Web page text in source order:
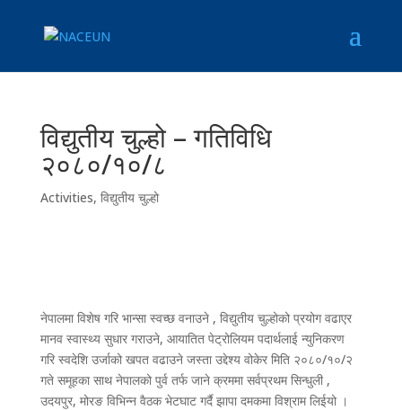
विद्युतीय चुल्हो – गतिविधि
२०८०/१०/८
Activities, विद्युतीय चुल्हो
नेपालमा विशेष गरि भान्सा स्वच्छ वनाउने , विद्युतीय चुल्होको प्रयोग वढाएर
मानव स्वास्थ्य सुधार गराउने, आयातित पेट्रोलियम पदार्थलाई न्युनिकरण
गरि स्वदेशि उर्जाको खपत वढाउने जस्ता उद्देश्य वोकेर मिति २०८०/१०/२
गते समूहका साथ नेपालको पुर्व तर्फ जाने क्रममा सर्वप्रथम सिन्धुली ,
उदयपुर, मोरङ विभिन्न वैठक भेटघाट गर्दै झापा दमकमा विश्राम लिईयो ।